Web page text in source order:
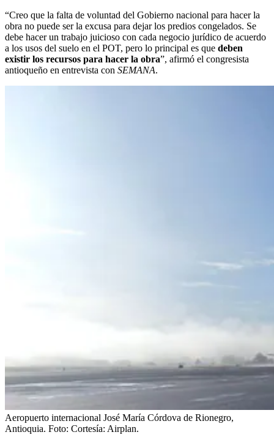
“Creo que la falta de voluntad del Gobierno nacional para hacer la
obra no puede ser la excusa para dejar los predios congelados. Se
debe hacer un trabajo juicioso con cada negocio jurídico de acuerdo
a los usos del suelo en el POT, pero lo principal es que deben
existir los recursos para hacer la obra”, afirmó el congresista
antioqueño en entrevista con SEMANA.
Aeropuerto internacional José María Córdova de Rionegro,
Antioquia. Foto: Cortesía: Airplan.